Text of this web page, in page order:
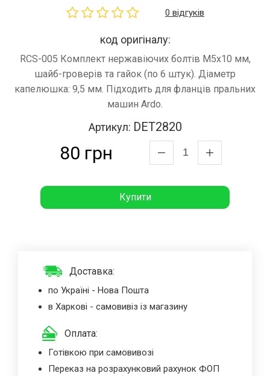
0 відгуків
код оригіналу:
RCS-005 Комплект нержавіючих болтів М5х10 мм,
шайб-гроверів та гайок (по 6 штук). Діаметр
капелюшка: 9,5 мм. Підходить для фланців пральних
машин Ardo.
Артикул: DET2820
80 грн
Купити
Доставка:
по Україні - Нова Пошта
в Харкові - самовивіз із магазину
Оплата:
Готівкою при самовивозі
Переказ на розрахунковий рахунок ФОП